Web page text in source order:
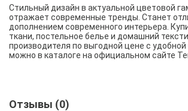
Стильный дизайн в актуальной цветовой
отражает современные тренды. Станет
дополнением современного интерьера.
ткани, постельное белье и домашний
производителя по выгодной цене с
можно в каталоге на официальном сайте
Отзывы (0)